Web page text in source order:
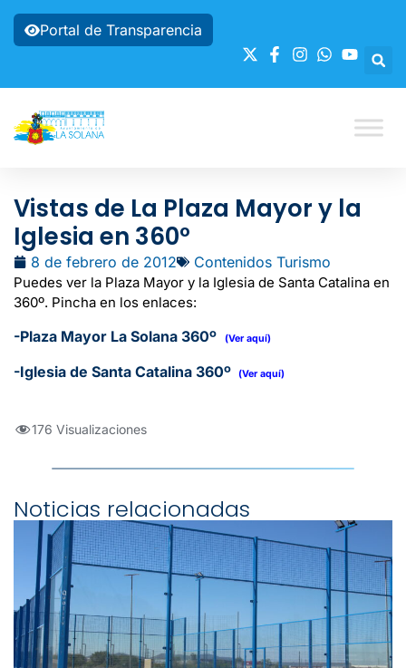
Portal de Transparencia
Vistas de La Plaza Mayor y la
Iglesia en 360º
8 de febrero de 2012 Contenidos Turismo
Puedes ver la Plaza Mayor y la Iglesia de Santa Catalina en
360º. Pincha en los enlaces:
-Plaza Mayor La Solana 360º (Ver aquí)
-Iglesia de Santa Catalina 360º (Ver aquí)
176 Visualizaciones
Noticias relacionadas